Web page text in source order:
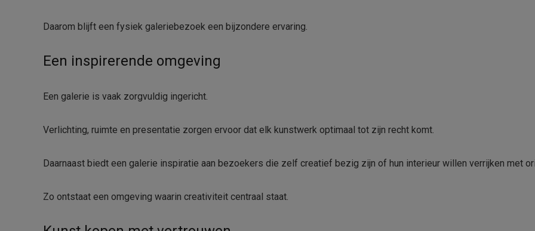
Daarom blijft een fysiek galeriebezoek een bijzondere ervaring.
Een inspirerende omgeving
Een galerie is vaak zorgvuldig ingericht.
Verlichting, ruimte en presentatie zorgen ervoor dat elk kunstwerk optimaal tot zijn recht komt.
Daarnaast biedt een galerie inspiratie aan bezoekers die zelf creatief bezig zijn of hun interieur willen verrijken met
Zo ontstaat een omgeving waarin creativiteit centraal staat.